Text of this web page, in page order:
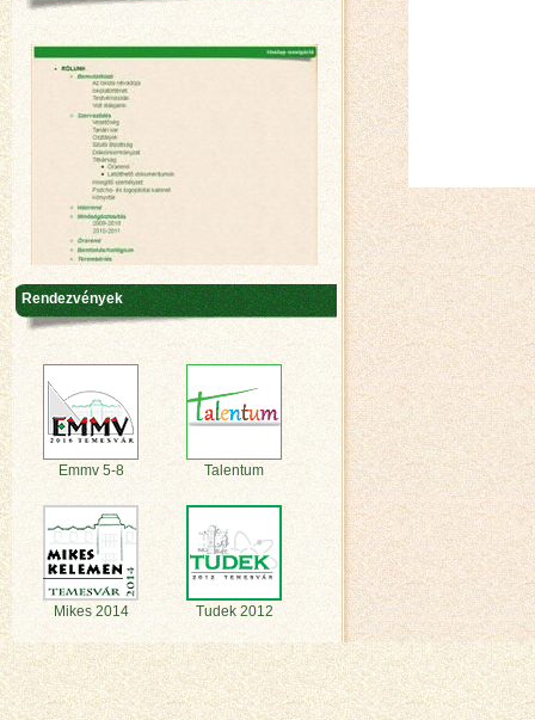
Rendezvények
Emmv 5-8 Talentum
Mikes 2014 Tudek 2012